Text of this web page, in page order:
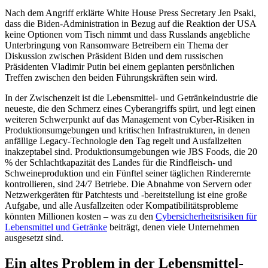
Nach dem Angriff erklärte White House Press Secretary Jen Psaki,
dass die Biden-Administration in Bezug auf die Reaktion der USA
keine Optionen vom Tisch nimmt und dass Russlands angebliche
Unterbringung von Ransomware Betreibern ein Thema der
Diskussion zwischen Präsident Biden und dem russischen
Präsidenten Vladimir Putin bei einem geplanten persönlichen
Treffen zwischen den beiden Führungskräften sein wird.
In der Zwischenzeit ist die Lebensmittel- und Getränkeindustrie die
neueste, die den Schmerz eines Cyberangriffs spürt, und legt einen
weiteren Schwerpunkt auf das Management von Cyber-Risiken in
Produktionsumgebungen und kritischen Infrastrukturen, in denen
anfällige Legacy-Technologie den Tag regelt und Ausfallzeiten
inakzeptabel sind. Produktionsumgebungen wie JBS Foods, die 20
% der Schlachtkapazität des Landes für die Rindfleisch- und
Schweineproduktion und ein Fünftel seiner täglichen Rinderernte
kontrollieren, sind 24/7 Betriebe. Die Abnahme von Servern oder
Netzwerkgeräten für Patchtests und -bereitstellung ist eine große
Aufgabe, und alle Ausfallzeiten oder Kompatibilitätsprobleme
könnten Millionen kosten – was zu den Cybersicherheitsrisiken für
Lebensmittel und Getränke beiträgt, denen viele Unternehmen
ausgesetzt sind.
Ein altes Problem in der Lebensmittel-